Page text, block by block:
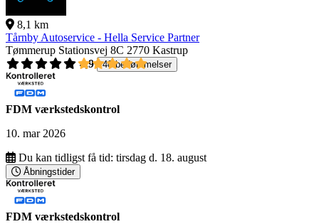
8,1 km
Tårnby Autoservice - Hella Service Partner
Tømmerup Stationsvej 8C 2770 Kastrup
4,9
40 bedømmelser
FDM værkstedskontrol
10. mar 2026
Du kan tidligst få tid: tirsdag d. 18. august
Åbningstider
FDM værkstedskontrol